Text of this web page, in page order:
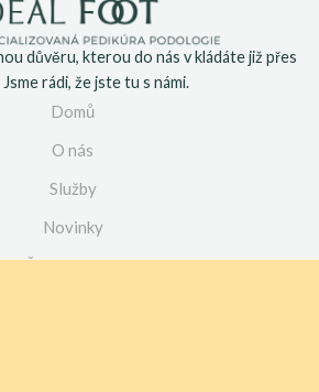
důvěru, kterou do nás v kládáte již přes
rádi, že jste tu s námi.
Domů
O nás
Služby
Novinky
Časté dotazy